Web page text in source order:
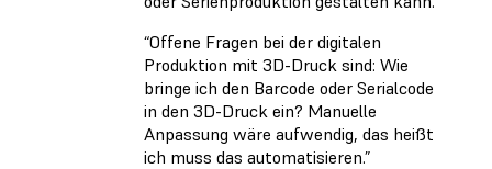
“Offene Fragen bei der digitalen
Produktion mit 3D-Druck sind: Wie
bringe ich den Barcode oder Serialcode
in den 3D-Druck ein? Manuelle
Anpassung wäre aufwendig, das heißt
ich muss das automatisieren.”